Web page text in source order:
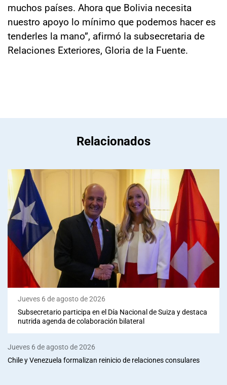
muchos países. Ahora que Bolivia necesita
nuestro apoyo lo mínimo que podemos hacer es
tenderles la mano”, afirmó la subsecretaria de
Relaciones Exteriores, Gloria de la Fuente.
Relacionados
Jueves 6 de agosto de 2026
Subsecretario participa en el Día Nacional de Suiza y destaca
nutrida agenda de colaboración bilateral
Jueves 6 de agosto de 2026
Chile y Venezuela formalizan reinicio de relaciones consulares